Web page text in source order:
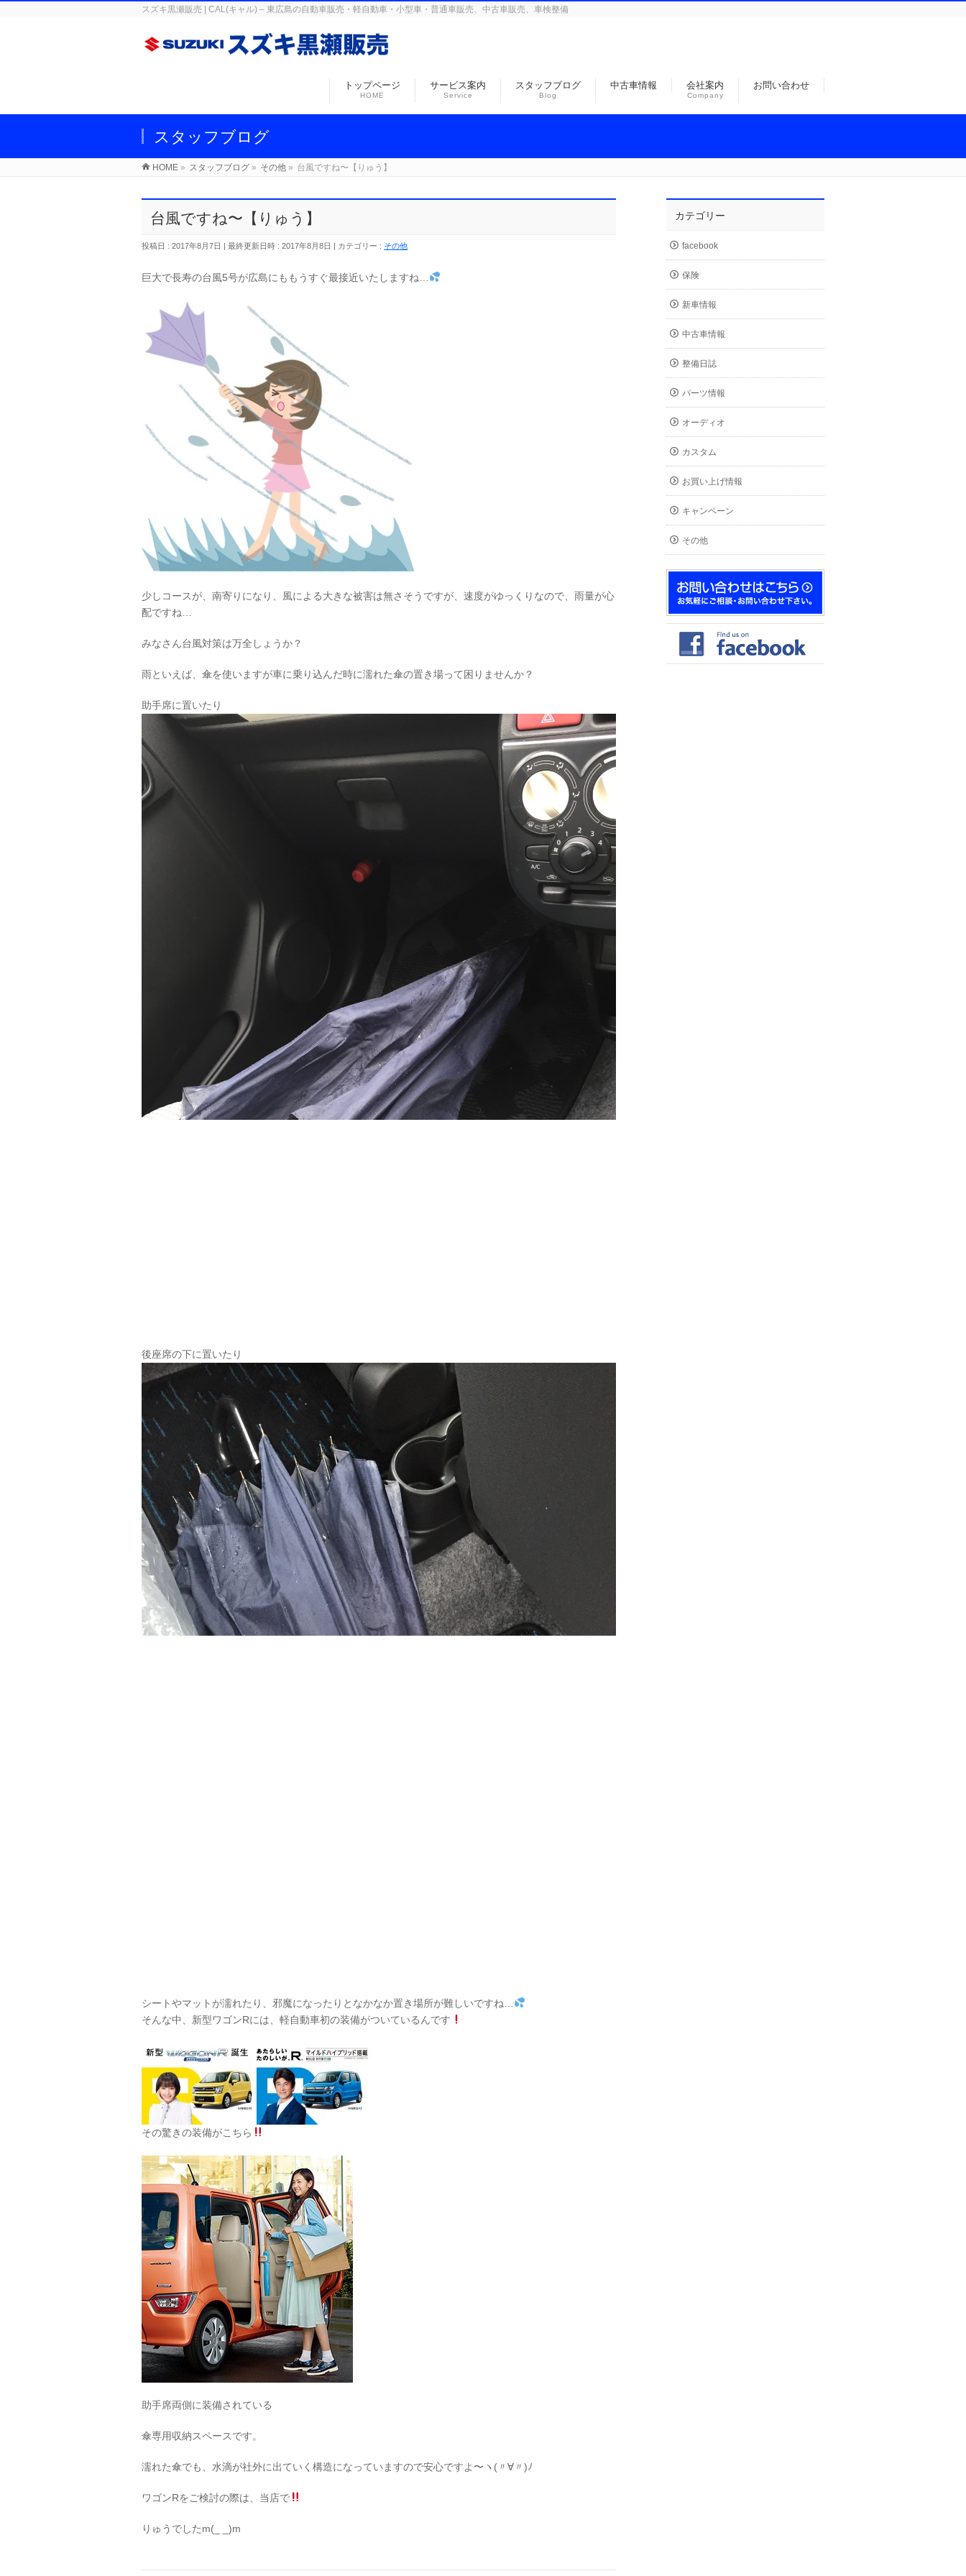
スズキ黒瀬販売 | CAL(キャル) – 東広島の自動車販売・軽自動車・小型車・普通車販売、中古車販売、車検整備
トップページ
HOME
サービス案内
Service
スタッフブログ
Blog
中古車情報 会社案内
Company
お問い合わせ
スタッフブログ
HOME » スタッフブログ » その他 » 台風ですね〜【りゅう】
台風ですね〜【りゅう】
投稿日 : 2017年8月7日 最終更新日時 : 2017年8月8日 カテゴリー : その他
巨大で長寿の台風5号が広島にももうすぐ最接近いたしますね…
少しコースが、南寄りになり、風による大きな被害は無さそうですが、速度がゆっくりなので、雨量が心
配ですね…
みなさん台風対策は万全しょうか？
雨といえば、傘を使いますが車に乗り込んだ時に濡れた傘の置き場って困りませんか？
助手席に置いたり
後座席の下に置いたり
シートやマットが濡れたり、邪魔になったりとなかなか置き場所が難しいですね…
そんな中、新型ワゴンRには、軽自動車初の装備がついているんです
その驚きの装備がこちら
助手席両側に装備されている
傘専用収納スペースです。
濡れた傘でも、水滴が社外に出ていく構造になっていますので安心ですよ〜ヽ(〃∀〃)ﾉ
ワゴンRをご検討の際は、当店で
りゅうでしたm(_ _)m
カテゴリー
facebook
保険
新車情報
中古車情報
整備日誌
パーツ情報
オーディオ
カスタム
お買い上げ情報
キャンペーン
その他